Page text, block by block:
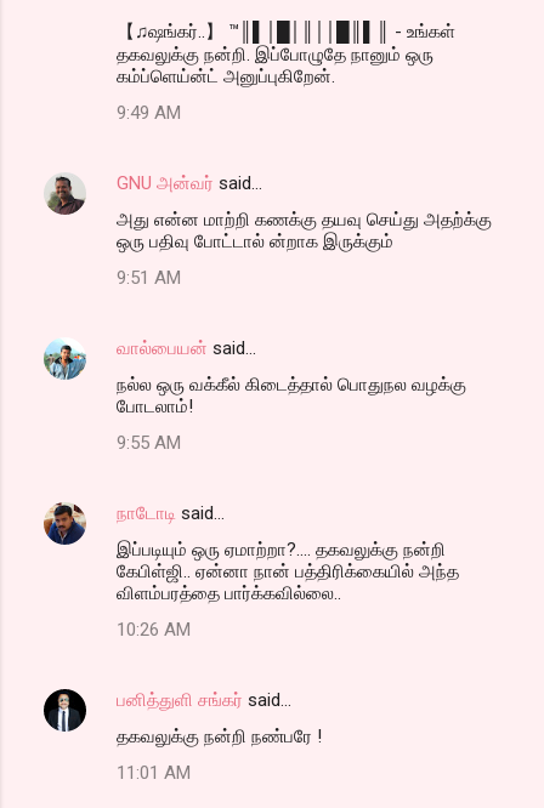
【♫ஷங்கர்..】 ™║▌│█│║││█║▌║ - உங்கள்
தகவலுக்கு நன்றி. இப்போழுதே நானும் ஒரு
கம்ப்ளெய்ன்ட் அனுப்புகிறேன்.
9:49 AM
GNU அன்வர் said…
அது என்ன மாற்றி கணக்கு தயவு செய்து அதற்க்கு
ஒரு பதிவு போட்டால் ன்றாக இருக்கும்
9:51 AM
வால்பையன் said…
நல்ல ஒரு வக்கீல் கிடைத்தால் பொதுநல வழக்கு
போடலாம்!
9:55 AM
நாடோடி said…
இப்ப‌டியும் ஒரு ஏமாற்றா?.... த‌க‌வ‌லுக்கு ந‌ன்றி
கேபிள்ஜி.. ஏன்னா நான் ப‌த்திரிக்கையில் அந்த‌
விள‌ம்ப‌ர‌த்தை பார்க்க‌வில்லை..
10:26 AM
பனித்துளி சங்கர் said…
தகவலுக்கு நன்றி நண்பரே !
11:01 AM